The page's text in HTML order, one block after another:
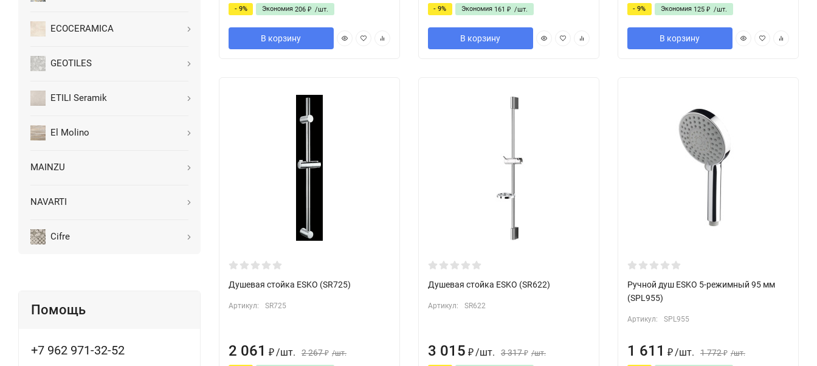
ECOCERAMICA
GEOTILES
ETILI Seramik
El Molino
MAINZU
NAVARTI
Cifre
Помощь
+7 962 971-32-52
- 9% Экономия 206 ₽ /шт.
В корзину
- 9% Экономия 161 ₽ /шт.
В корзину
- 9% Экономия 125 ₽ /шт.
В корзину
Душевая cтойка ESKO (SR725)
Артикул: SR725
2 061 ₽ /шт. 2 267 ₽ /шт.
Душевая cтойка ESKO (SR622)
Артикул: SR622
3 015 ₽ /шт. 3 317 ₽ /шт.
Ручной душ ESKO 5-режимный 95 мм
(SPL955)
Артикул: SPL955
1 611 ₽ /шт. 1 772 ₽ /шт.